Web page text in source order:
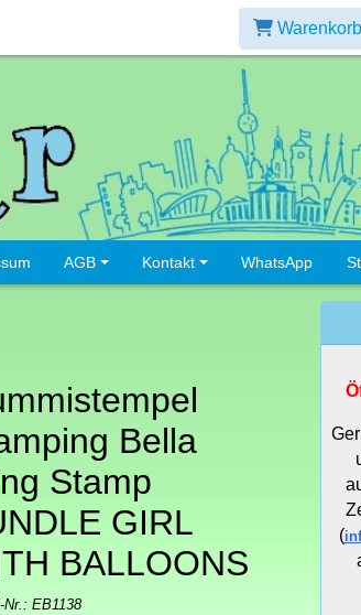
AGB Kontakt WhatsApp
Bella
Stamp
GIRL
BALLOONS
Nr.: EB1138
(